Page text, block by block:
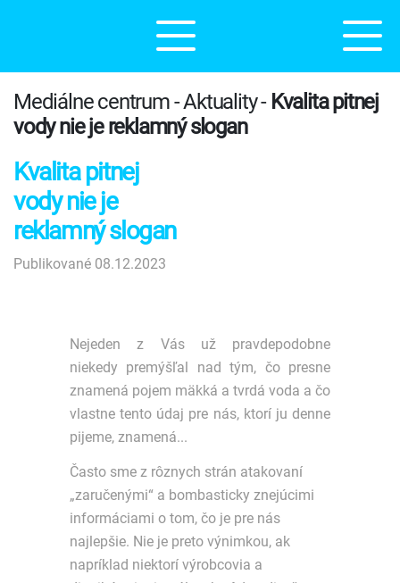
Mediálne centrum - Aktuality - Kvalita pitnej
vody nie je reklamný slogan
Kvalita pitnej
vody nie je
reklamný slogan
Publikované 08.12.2023
Nejeden z Vás už pravdepodobne
niekedy premýšľal nad tým, čo presne
znamená pojem mäkká a tvrdá voda a čo
vlastne tento údaj pre nás, ktorí ju denne
pijeme, znamená...
Často sme z rôznych strán atakovaní
„zaručenými“ a bombasticky znejúcimi
informáciami o tom, čo je pre nás
najlepšie. Nie je preto výnimkou, ak
napríklad niektorí výrobcovia a